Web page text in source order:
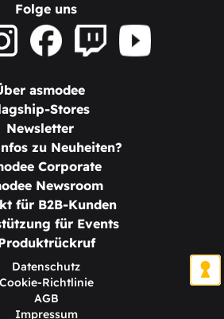
Folge uns
asmodee
Stores
Newsletter
zu Neuheiten?
Corporate
Newsroom
für B2B-Kunden
für Events
Datenschutz
Cookie-Richtlinie
AGB
Impressum